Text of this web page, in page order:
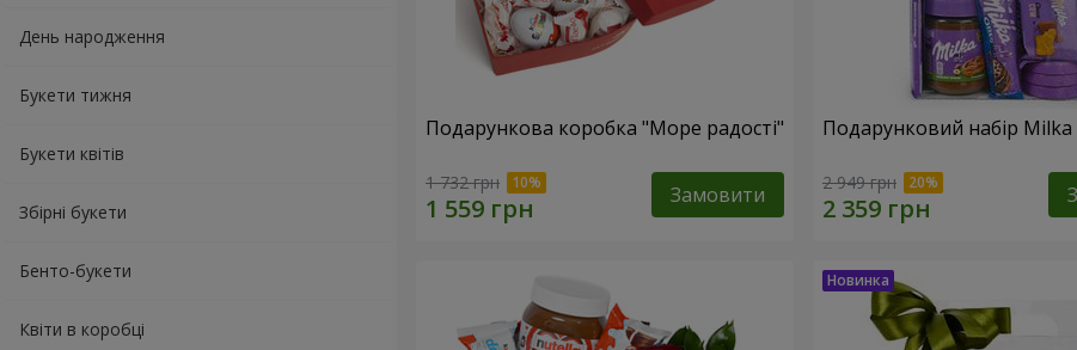
День народження
Букети тижня
Букети квітів
Збірні букети
Бенто-букети
Квіти в коробці
Подарункова коробка "Море радості"
1 732 грн Замовити
Подарунковий набір Milka
2 949 грн